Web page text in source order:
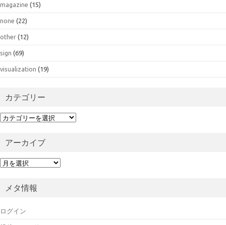
magazine (15)
none (22)
other (12)
sign (69)
visualization (19)
カテゴリー
カ
アーカイブ
ア
イメタ情報
ログイン